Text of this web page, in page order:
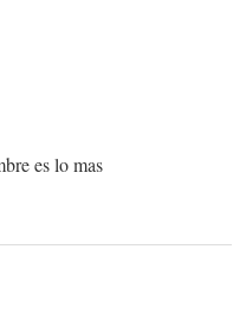
es lo mas